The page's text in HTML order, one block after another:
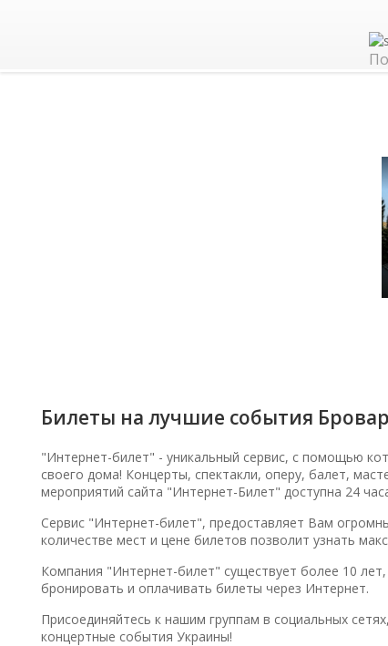
Билеты на лучшие события
"Интернет-билет" - уникальный сервис, с помощью
своего дома! Концерты, спектакли, оперу, балет,
мероприятий сайта "Интернет-Билет" доступна 24
Сервис "Интернет-билет", предоставляет Вам
количестве мест и цене билетов позволит узнать
Компания "Интернет-билет" существует более 10
бронировать и оплачивать билеты через Интернет.
Присоединяйтесь к нашим группам в социальных
концертные события Украины!